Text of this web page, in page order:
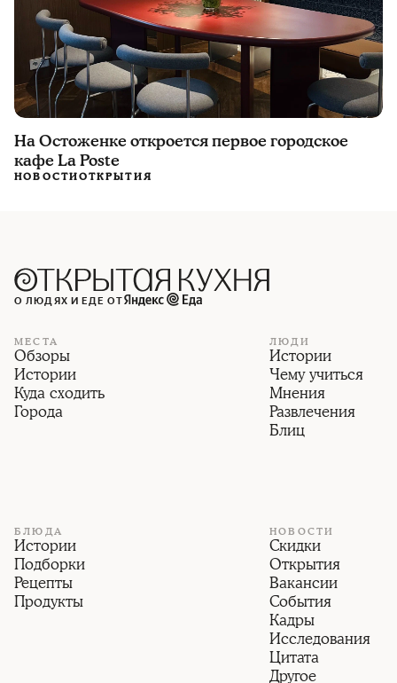
На Остоженке откроется первое городское
кафе La Poste
НОВОСТИОТКРЫТИЯ
О ЛЮДЯХ И ЕДЕ ОТ
МЕСТА
Обзоры
Истории
Куда сходить
Города
ЛЮДИ
Истории
Чему учиться
Мнения
Развлечения
Блиц
БЛЮДА
Истории
Подборки
Рецепты
Продукты
НОВОСТИ
Скидки
Открытия
Вакансии
События
Кадры
Исследования
Цитата
Другое